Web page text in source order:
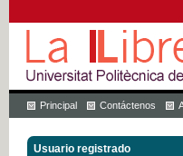
Principal Contáctenos
Usuario registrado